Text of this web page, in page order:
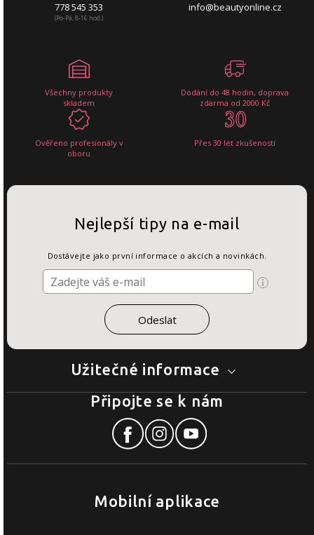
778 545 353
(Po-Pá, 8-16 hod.)
info@beautyonline.cz
Všechny produkty
skladem
Dodání do 48 hodin, doprava
zdarma od 2000 Kč
Ověřeno profesionály v
oboru
Přes 30 let zkušeností
Užitečné informace
Nejlepší tipy na e-mail
Dostávejte jako první informace o akcích a novinkách.
Mobilní aplikace
Připojte se k nám